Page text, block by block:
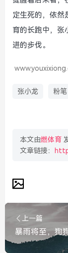
定生死的，依然
育的长跑中，张
进的步伐。
张小龙 粉笔
本文由燃体育
文章链接：
上一篇